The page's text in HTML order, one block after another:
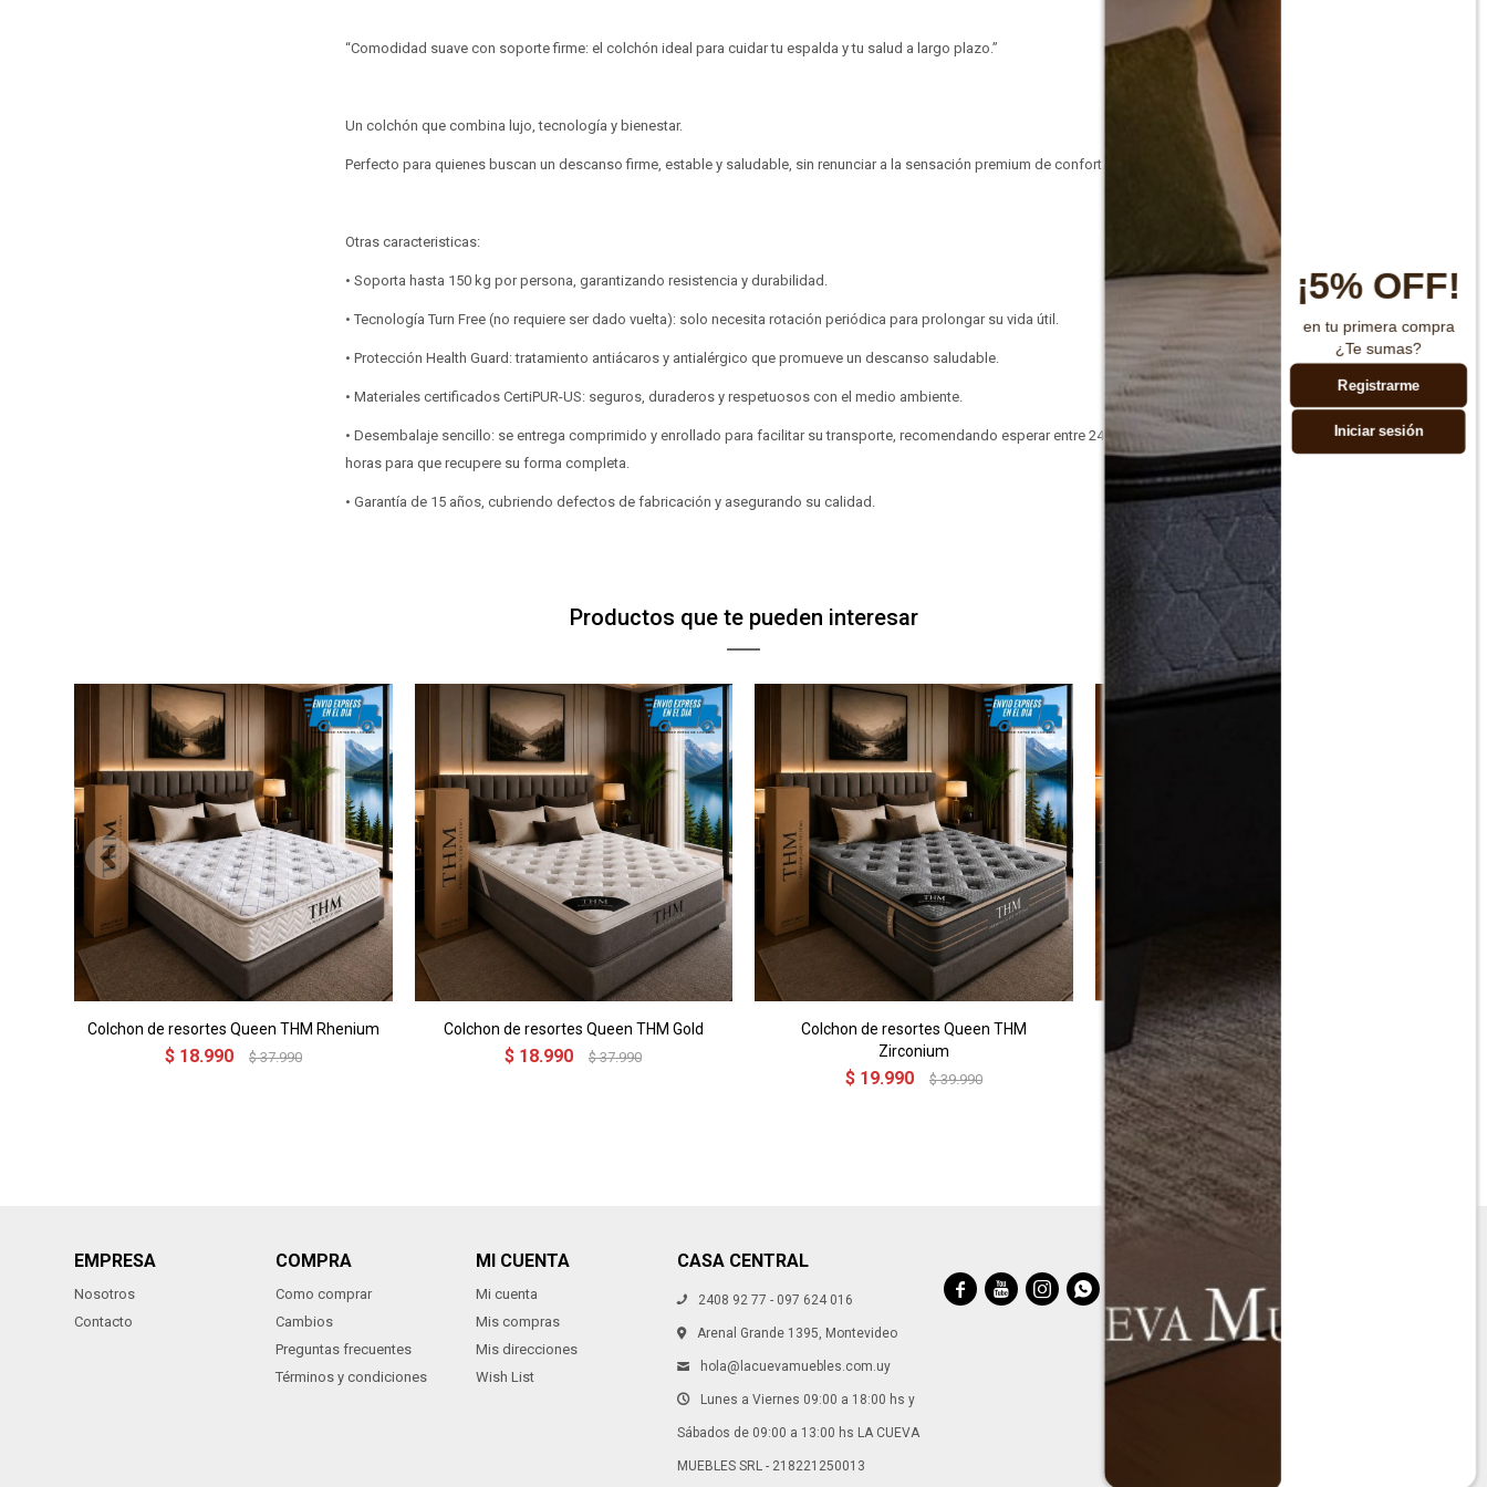
“Comodidad suave con soporte firme: el colchón ideal para cuidar tu espalda y tu salud a largo plazo.”
Un colchón que combina lujo, tecnología y bienestar.
Perfecto para quienes buscan un descanso firme, estable y saludable, sin renunciar a la sensación premium de confort.
Otras caracteristicas:
• Soporta hasta 150 kg por persona, garantizando resistencia y durabilidad.
• Tecnología Turn Free (no requiere ser dado vuelta): solo necesita rotación periódica para prolongar su vida útil.
• Protección Health Guard: tratamiento antiácaros y antialérgico que promueve un descanso saludable.
• Materiales certificados CertiPUR-US: seguros, duraderos y respetuosos con el medio ambiente.
• Desembalaje sencillo: se entrega comprimido y enrollado para facilitar su transporte, recomendando esperar entre 24 y 48
horas para que recupere su forma completa.
• Garantía de 15 años, cubriendo defectos de fabricación y asegurando su calidad.
Productos que te pueden interesar
Colchon de resortes Queen THM Rhenium
$ 18.990 $ 37.990
Colchon de resortes Queen THM Gold
$ 18.990 $ 37.990
Colchon de resortes Queen THM
Zirconium
$ 19.990 $ 39.990
Colchon de resortes Queen THM Osmium
$ 39.990 $
EMPRESA
Nosotros
Contacto
COMPRA
Como comprar
Cambios
Preguntas frecuentes
Términos y condiciones
MI CUENTA
Mi cuenta
Mis compras
Mis direcciones
Wish List
CASA CENTRAL
2408 92 77 - 097 624 016
Arenal Grande 1395, Montevideo
hola@lacuevamuebles.com.uy
Lunes a Viernes 09:00 a 18:00 hs y
Sábados de 09:00 a 13:00 hs LA CUEVA
MUEBLES SRL - 218221250013
   
Continuar
Continuar
¡5% OFF!
en tu primera compra
¿Te sumas?
Registrarme
Iniciar sesión